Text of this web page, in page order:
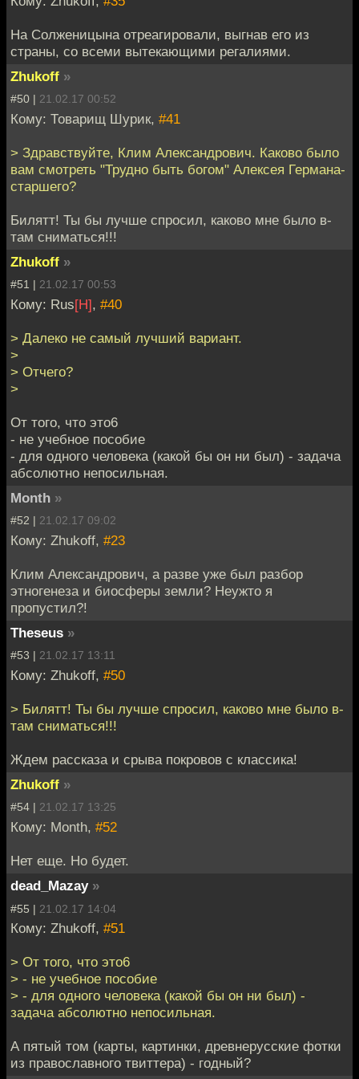
На Солженицына отреагировали, выгнав его из
страны, со всеми вытекающими регалиями.
Zhukoff »
#50 | 21.02.17 00:52
Кому: Товарищ Шурик, #41
> Здравствуйте, Клим Александрович. Каково было
вам смотреть "Трудно быть богом" Алексея Германа-
старшего?
Билятт! Ты бы лучше спросил, каково мне было в-
там сниматься!!!
Zhukoff »
#51 | 21.02.17 00:53
Кому: Rus[H], #40
> Далеко не самый лучший вариант.
>
> Отчего?
>
От того, что это6
- не учебное пособие
- для одного человека (какой бы он ни был) - задача
абсолютно непосильная.
Month »
#52 | 21.02.17 09:02
Кому: Zhukoff, #23
Клим Александрович, а разве уже был разбор
этногенеза и биосферы земли? Неужто я
пропустил?!
Theseus »
#53 | 21.02.17 13:11
Кому: Zhukoff, #50
> Билятт! Ты бы лучше спросил, каково мне было в-
там сниматься!!!
Ждем рассказа и срыва покровов с классика!
Zhukoff »
#54 | 21.02.17 13:25
Кому: Month, #52
Нет еще. Но будет.
dead_Mazay »
#55 | 21.02.17 14:04
Кому: Zhukoff, #51
> От того, что это6
> - не учебное пособие
> - для одного человека (какой бы он ни был) -
задача абсолютно непосильная.
А пятый том (карты, картинки, древнерусские фотки
из православного твиттера) - годный?